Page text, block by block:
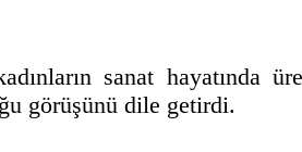
sanat hayatında
görüşünü dile getirdi.